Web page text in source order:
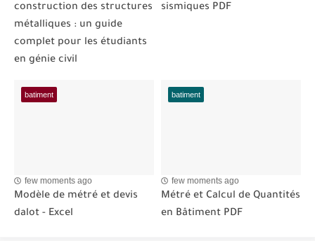
construction des structures
métalliques : un guide
complet pour les étudiants
en génie civil
sismiques PDF
batiment
few moments ago
Modèle de métré et devis
dalot - Excel
batiment
few moments ago
Métré et Calcul de Quantités
en Bâtiment PDF